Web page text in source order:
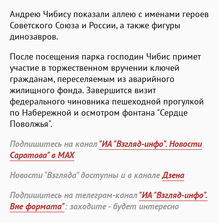
Андрею Чибису показали аллею с именами героев
Советского Союза и России, а также фигуры
динозавров.
После посещения парка господин Чибис примет
участие в торжественном вручении ключей
гражданам, переселяемым из аварийного
жилищного фонда. Завершится визит
федерального чиновника пешеходной прогулкой
по Набережной и осмотром фонтана "Сердце
Поволжья".
Подпишитесь на канал"ИА "Взгляд-инфо". Новости
Саратова" в MAX
Новости "Взгляда" доступны и в каналеДзена
Подпишитесь на телеграм-канал"ИА "Взгляд-инфо".
Вне формата": заходите - будет интересно